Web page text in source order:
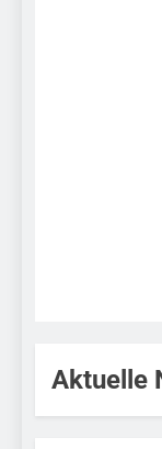
Aktuelle